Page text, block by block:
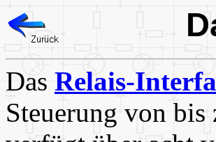
Das Relais-
Steuerung von bis